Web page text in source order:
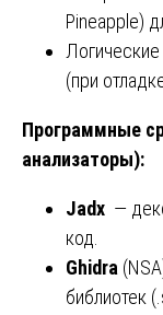
Pineapple)
(при
Программные
анализаторы):
Jadx —
код.
Ghidra
библиотек